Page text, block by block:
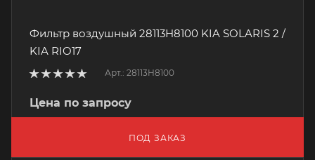
Фильтр воздушный 28113H8100 KIA SOLARIS 2 /
KIA RIO17
Арт.: 28113H8100
Цена по запросу
ПОД ЗАКАЗ